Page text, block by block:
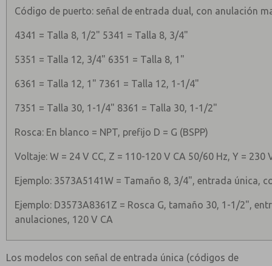
Código de puerto: señal de entrada dual, con anulación
4341 = Talla 8, 1/2" 5341 = Talla 8, 3/4"
5351 = Talla 12, 3/4" 6351 = Talla 8, 1"
6361 = Talla 12, 1" 7361 = Talla 12, 1-1/4"
7351 = Talla 30, 1-1/4" 8361 = Talla 30, 1-1/2"
Rosca: En blanco = NPT, prefijo D = G (BSPP)
Voltaje: W = 24 V CC, Z = 110-120 V CA 50/60 Hz, Y = 230
Ejemplo: 3573A5141W = Tamaño 8, 3/4", entrada única,
Ejemplo: D3573A8361Z = Rosca G, tamaño 30, 1-1/2",
anulaciones, 120 V CA
Los modelos con señal de entrada única (códigos de